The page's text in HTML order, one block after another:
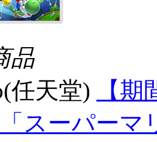
品
任天堂)
【
スーパーマ